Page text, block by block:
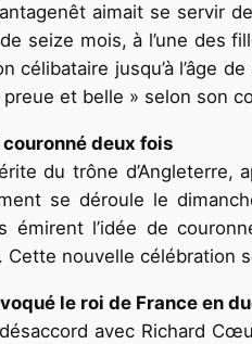
aimait se servir
seize mois, à l’une des
célibataire jusqu’à l’âge
et belle » selon son
deux fois
du trône
se déroule le
émirent l’idée de
Cette nouvelle célébration
le roi de France en
désaccord avec Richard